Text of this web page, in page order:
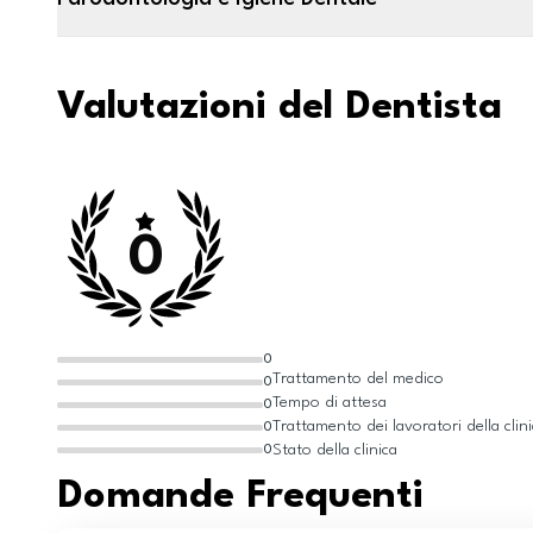
Valutazioni del Dentista
0
0
0
0
0
0
Trattamento del medico
Tempo di attesa
Trattamento dei lavoratori della
Stato della clinica
Domande Frequenti